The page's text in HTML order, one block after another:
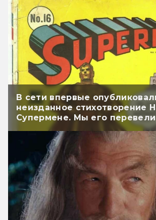
В сети впервые
неизданное стихотворение
Супермене. Мы его перевели